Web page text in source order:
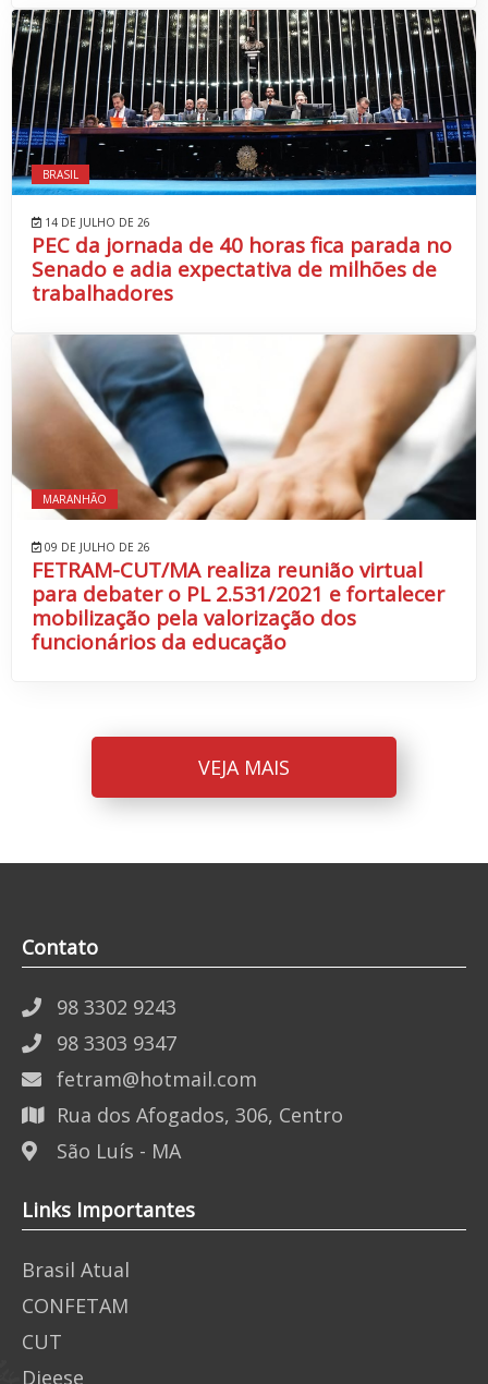
BRASIL
14 DE JULHO DE 26
PEC da jornada de 40 horas fica parada no
Senado e adia expectativa de milhões de
trabalhadores
MARANHÃO
09 DE JULHO DE 26
FETRAM-CUT/MA realiza reunião virtual
para debater o PL 2.531/2021 e fortalecer
mobilização pela valorização dos
funcionários da educação
VEJA MAIS
Contato
98 3302 9243
98 3303 9347
fetram@hotmail.com
Rua dos Afogados, 306, Centro
São Luís - MA
Links Importantes
Brasil Atual
CONFETAM
CUT
Dieese